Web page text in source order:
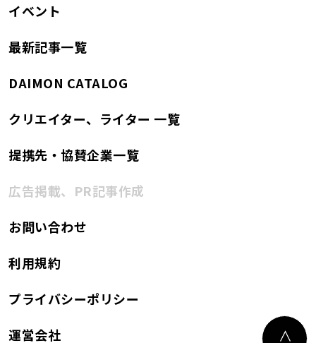
イベント
最新記事一覧
DAIMON CATALOG
クリエイター、ライター 一覧
提携先・協賛企業一覧
広告掲載、PR記事作成
お問い合わせ
利用規約
プライバシーポリシー
運営会社